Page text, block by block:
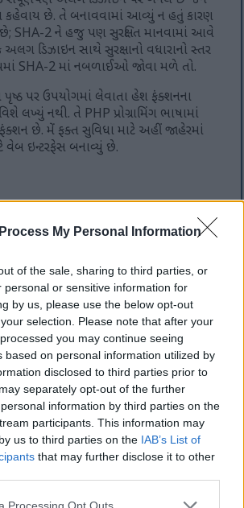
My Personal Information
of the sale, sharing to third parties, or
personal or sensitive information for
by us, please use the below opt-out
selection. Please note that after your
you may continue seeing
based on personal information utilized by
disclosed to third parties prior to
separately opt-out of the further
information by third parties on the
participants. This information may
us to third parties on the IAB’s List of
that may further disclose it to other
website/app uses one or more Google
Processing Opt Outs
કહેવાય છે. તે બનાવવામાં આવ્યું ન હતું કારણ
SHA-2 ને હજુ પણ સુરક્ષિત માનવામાં આવે
ડિઝાઇન સાથે સુરક્ષાનો વધારાનો સ્તર
SHA-2 માં નબળાઈઓ જોવા મળે તો.
પર ઉપયોગમાં લેવાતા હેશ ફંક્શનના
લખ્યું નથી. તે PHP પ્રોગ્રામિંગ ભાષામાં
છે. મેં ફક્ત સુવિધા માટે અહીં જાહેરમાં
વેબ ઇન્ટરફેસ બનાવ્યું છે.
કરો
આવશે. પરિણામ તમારા બ્રાઉઝર પર પાછું
જ કાઢી નાખવામાં આવશે.
અપલોડ
ખાલી જગ્યા કાઢી નાખીએ?